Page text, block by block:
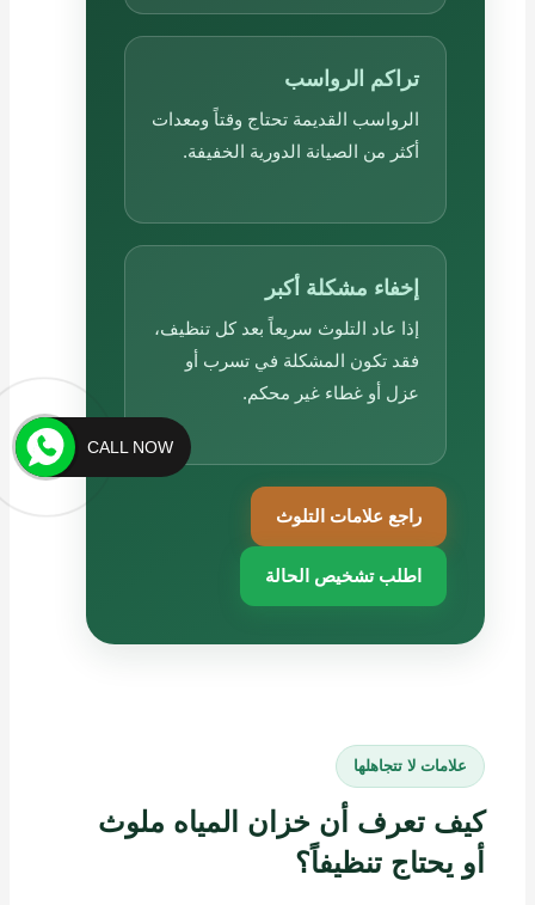
تراكم الرواسب
الرواسب القديمة تحتاج وقتاً ومعدات
أكثر من الصيانة الدورية الخفيفة.
إخفاء مشكلة أكبر
إذا عاد التلوث سريعاً بعد كل تنظيف،
فقد تكون المشكلة في تسرب أو
عزل أو غطاء غير محكم.
راجع علامات التلوث
اطلب تشخيص الحالة
علامات لا تتجاهلها
كيف تعرف أن خزان المياه ملوث
أو يحتاج تنظيفاً؟
CALL NOW